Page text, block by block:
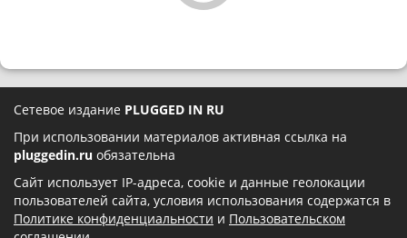
Сетевое издание PLUGGED IN RU
При использовании материалов активная ссылка на
pluggedin.ru обязательна
Сайт использует IP-адреса, cookie и данные геолокации
пользователей сайта, условия использования содержатся в
Политике конфиденциальности и Пользовательском